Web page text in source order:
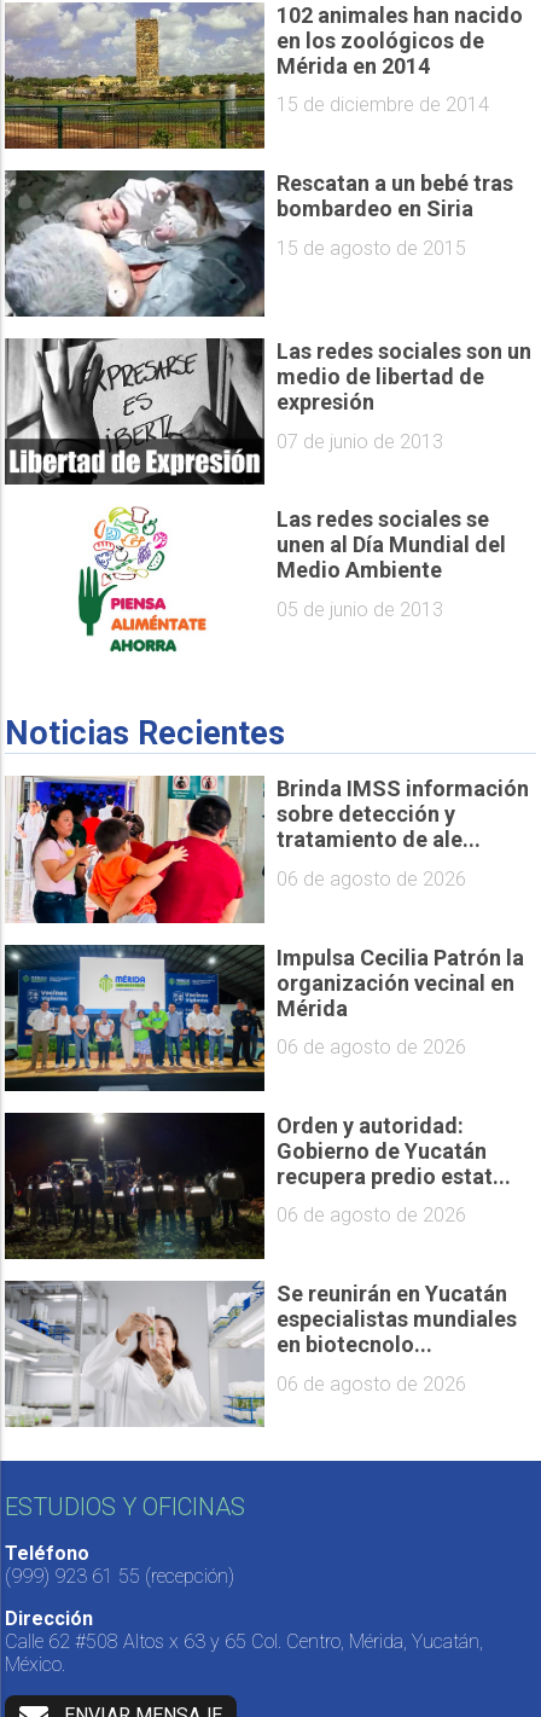
102 animales han nacido
en los zoológicos de
Mérida en 2014
15 de diciembre de 2014
Rescatan a un bebé tras
bombardeo en Siria
15 de agosto de 2015
Las redes sociales son un
medio de libertad de
expresión
07 de junio de 2013
Las redes sociales se
unen al Día Mundial del
Medio Ambiente
05 de junio de 2013
Noticias Recientes
Brinda IMSS información
sobre detección y
tratamiento de ale...
06 de agosto de 2026
Impulsa Cecilia Patrón la
organización vecinal en
Mérida
06 de agosto de 2026
Orden y autoridad:
Gobierno de Yucatán
recupera predio estat...
06 de agosto de 2026
Se reunirán en Yucatán
especialistas mundiales
en biotecnolo...
06 de agosto de 2026
ESTUDIOS Y OFICINAS
Teléfono
(999) 923 61 55 (recepción)
Dirección
Calle 62 #508 Altos x 63 y 65 Col. Centro, Mérida, Yucatán,
México.